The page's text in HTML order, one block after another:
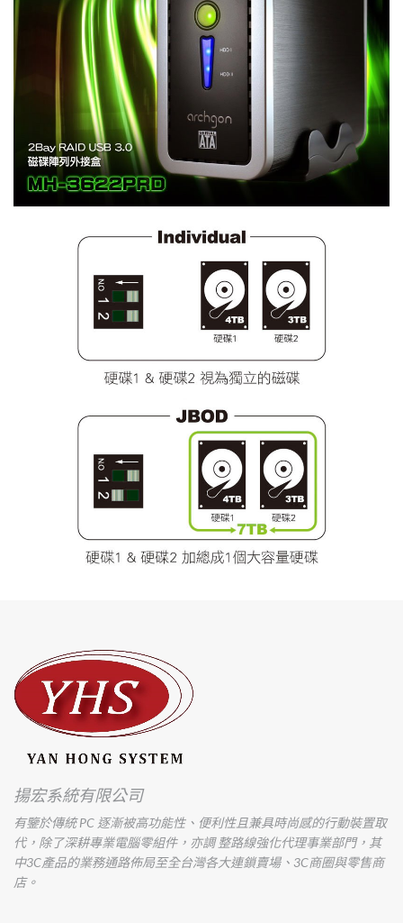
揚宏系統有限公司
有鑒於傳統 PC 逐漸被高功能性、便利性且兼具時尚感的行動裝置取
代，除了深耕專業電腦零組件，亦調 整路線強化代理事業部門，其
中3C產品的業務通路佈局至全台灣各大連鎖賣場、3C商圈與零售商
店。